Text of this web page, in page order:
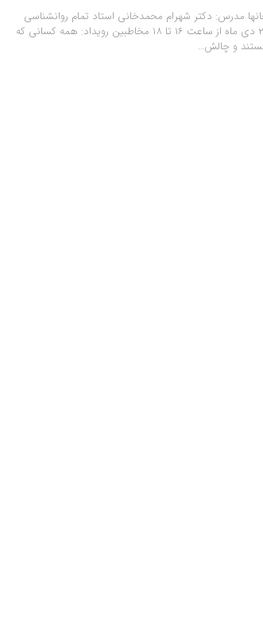
مدرس: دکتر شهرام محمدخانی استاد تمام روانشناسی
بالینی دانشگاه خوارزمی زمان: پنجشنبه 20 دی ماه از ساعت 16 تا 18 مخاطبین رویداد: همه کسانی که
و چالش…